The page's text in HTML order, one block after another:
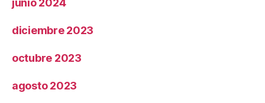
junio 2024
diciembre 2023
octubre 2023
agosto 2023